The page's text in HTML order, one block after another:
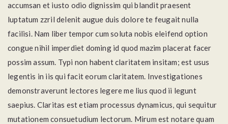
accumsan et iusto odio dignissim qui blandit praesent
luptatum zzril delenit augue duis dolore te feugait nulla
facilisi. Nam liber tempor cum soluta nobis eleifend option
congue nihil imperdiet doming id quod mazim placerat facer
possim assum. Typi non habent claritatem insitam; est usus
legentis in iis qui facit eorum claritatem. Investigationes
demonstraverunt lectores legere me lius quod ii legunt
saepius. Claritas est etiam processus dynamicus, qui sequitur
mutationem consuetudium lectorum. Mirum est notare quam